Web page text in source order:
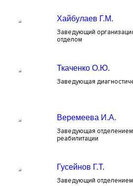
Хайбулаев Г.М.
Заведующий
отделом
Ткаченко О.Ю.
Заведующая
Веремеева И.А.
Заведующая
реабилитации
Гусейнов Г.Т.
Заведующий